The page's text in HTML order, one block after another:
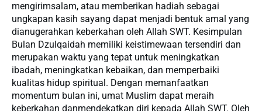
mengirimsalam, atau memberikan hadiah sebagai
ungkapan kasih sayang dapat menjadi bentuk amal yang
dianugerahkan keberkahan oleh Allah SWT. Kesimpulan
Bulan Dzulqaidah memiliki keistimewaan tersendiri dan
merupakan waktu yang tepat untuk meningkatkan
ibadah, meningkatkan kebaikan, dan memperbaiki
kualitas hidup spiritual. Dengan memanfaatkan
momentum bulan ini, umat Muslim dapat meraih
keberkahan danmendekatkan diri kepada Allah SWT. Oleh